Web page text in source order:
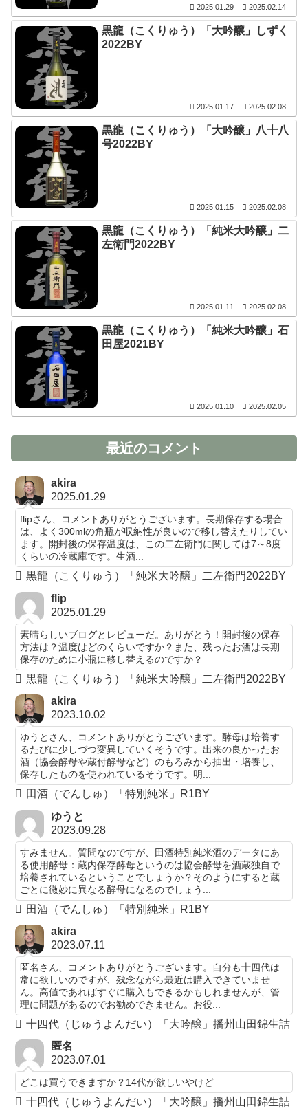
2025.01.29 2025.02.14
黒龍（こくりゅう）「大吟醸」しずく
2022BY
2025.01.17 2025.02.08
黒龍（こくりゅう）「大吟醸」八十八
号2022BY
2025.01.15 2025.02.08
黒龍（こくりゅう）「純米大吟醸」二
左衛門2022BY
2025.01.11 2025.02.08
黒龍（こくりゅう）「純米大吟醸」石
田屋2021BY
2025.01.10 2025.02.05
最近のコメント
akira
2025.01.29
flipさん、コメントありがとうございます。長期保存する場合
は、よく300mlの角瓶が収納性が良いので移し替えたりしてい
ます。開封後の保存温度は、この二左衛門に関しては7～8度
くらいの冷蔵庫です。生酒...
黒龍（こくりゅう）「純米大吟醸」二左衛門2022BY
flip
2025.01.29
素晴らしいブログとレビューだ。ありがとう！開封後の保存
方法は？温度はどのくらいですか？また、残ったお酒は長期
保存のために小瓶に移し替えるのですか？
黒龍（こくりゅう）「純米大吟醸」二左衛門2022BY
akira
2023.10.02
ゆうとさん、コメントありがとうございます。酵母は培養す
るたびに少しづつ変異していくそうです。出来の良かったお
酒（協会酵母や蔵付酵母など）のもろみから抽出・培養し、
保存したものを使われているそうです。明...
田酒（でんしゅ）「特別純米」R1BY
ゆうと
2023.09.28
すみません。質問なのですが、田酒特別純米酒のデータにあ
る使用酵母：蔵内保存酵母というのは協会酵母を酒蔵独自で
培養されているということでしょうか？そのようにすると蔵
ごとに微妙に異なる酵母になるのでしょう...
田酒（でんしゅ）「特別純米」R1BY
akira
2023.07.11
匿名さん、コメントありがとうございます。自分も十四代は
常に欲しいのですが、残念ながら最近は購入できていませ
ん。高値であればすぐに購入もできるかもしれませんが、管
理に問題があるのでお勧めできません。お役...
十四代（じゅうよんだい）「大吟醸」播州山田錦生詰
匿名
2023.07.01
どこは買うできますか？14代が欲しいやけど
十四代（じゅうよんだい）「大吟醸」播州山田錦生詰